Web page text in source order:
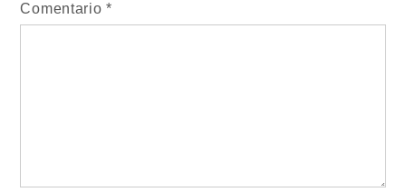
Comentario*